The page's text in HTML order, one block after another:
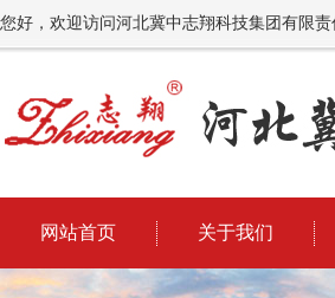
您好，欢迎访问河北冀中志翔科技集团有限责
网站首页 关于我们